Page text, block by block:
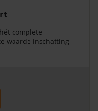
complete
waarde inschatting